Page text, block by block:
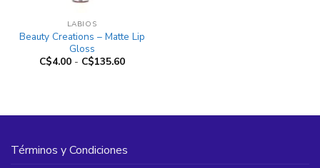
LABIOS
Beauty Creations – Matte Lip
Gloss
C$4.00 - C$135.60Rango
C$135.60
Términos y Condiciones